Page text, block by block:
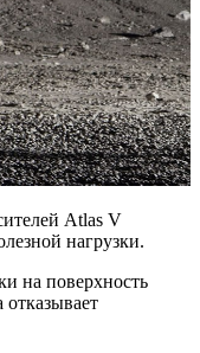
Atlas V
нагрузки.
на поверхность
отказывает